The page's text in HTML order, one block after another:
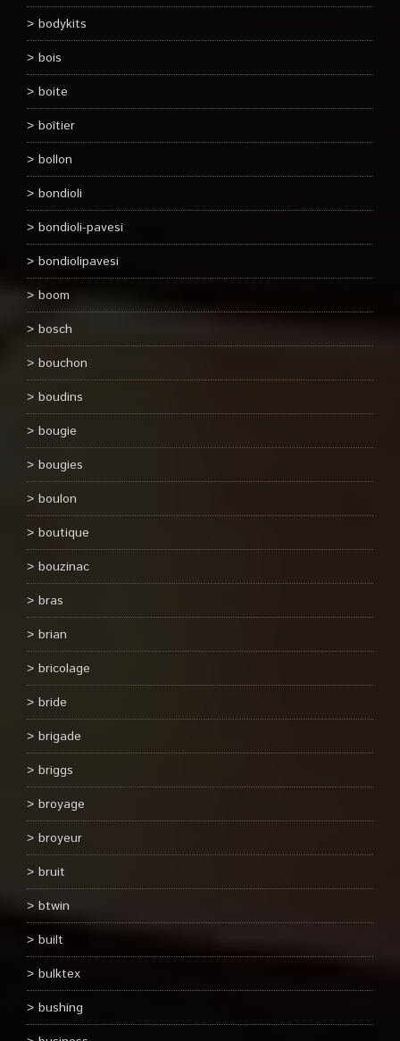
bodykits
bois
boite
boîtier
bollon
bondioli
bondioli-pavesi
bondiolipavesi
boom
bosch
bouchon
boudins
bougie
bougies
boulon
boutique
bouzinac
bras
brian
bricolage
bride
brigade
briggs
broyage
broyeur
bruit
btwin
built
bulktex
bushing